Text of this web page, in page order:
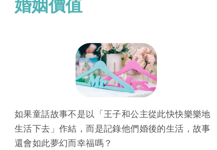
婚姻價值
如果童話故事不是以「王子和公主從此快快樂樂地
生活下去」作結，而是記錄他們婚後的生活，故事
還會如此夢幻而幸福嗎？